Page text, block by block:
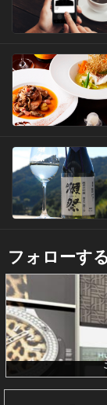
フォローする